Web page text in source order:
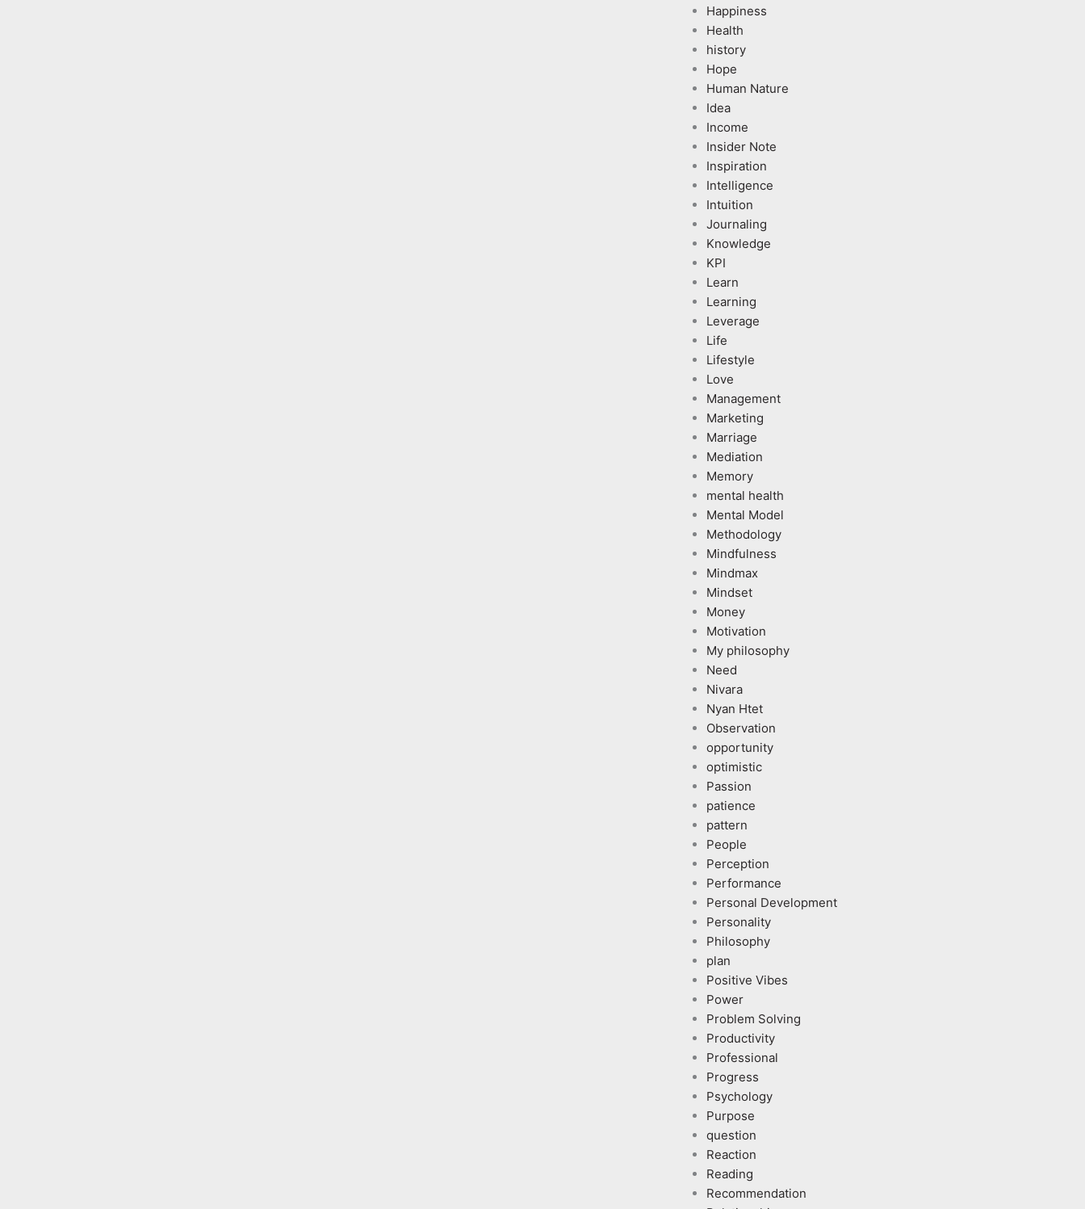
Happiness
Health
history
Hope
Human Nature
Idea
Income
Insider Note
Inspiration
Intelligence
Intuition
Journaling
Knowledge
KPI
Learn
Learning
Leverage
Life
Lifestyle
Love
Management
Marketing
Marriage
Mediation
Memory
mental health
Mental Model
Methodology
Mindfulness
Mindmax
Mindset
Money
Motivation
My philosophy
Need
Nivara
Nyan Htet
Observation
opportunity
optimistic
Passion
patience
pattern
People
Perception
Performance
Personal Development
Personality
Philosophy
plan
Positive Vibes
Power
Problem Solving
Productivity
Professional
Progress
Psychology
Purpose
question
Reaction
Reading
Recommendation